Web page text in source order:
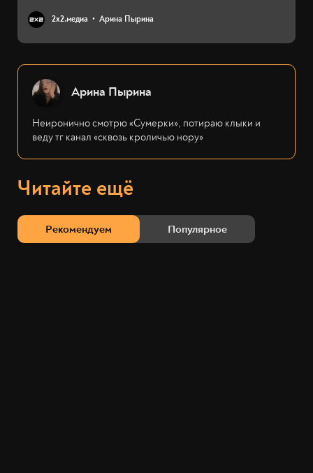
2х2.медиа Арина Пырина
Арина Пырина
Неиронично смотрю «Сумерки», потираю клыки и
веду тг канал «сквозь кроличью нору»
Читайте ещё
Рекомендуем Популярное